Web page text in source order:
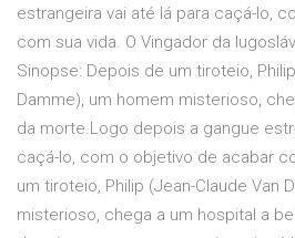
estrangeira vai até lá para caçá-lo,
com sua vida. O Vingador da
Sinopse: Depois de um tiroteio,
Damme), um homem misterioso,
da morte.Logo depois a gangue
caçá-lo, com o objetivo de acabar
um tiroteio, Philip (Jean-Claude Van
misterioso, chega a um hospital a